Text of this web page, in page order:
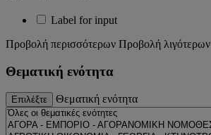
Label for input
Προβολή περισσότερων Προβολή λιγότερων
Θεματική ενότητα
Επιλέξτε Θεματική ενότητα